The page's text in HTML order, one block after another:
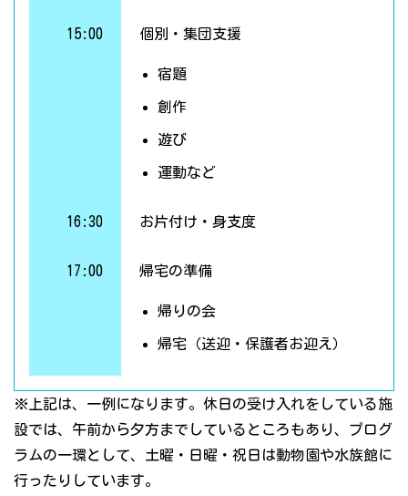
15:00 個別・集団支援
宿題
創作
遊び
運動など
16:30 お片付け・身支度
17:00 帰宅の準備
帰りの会
帰宅（送迎・保護者お迎え）
※上記は、一例になります。休日の受け入れをしている施
設では、午前から夕方までしているところもあり、プログ
ラムの一環として、土曜・日曜・祝日は動物園や水族館に
行ったりしています。